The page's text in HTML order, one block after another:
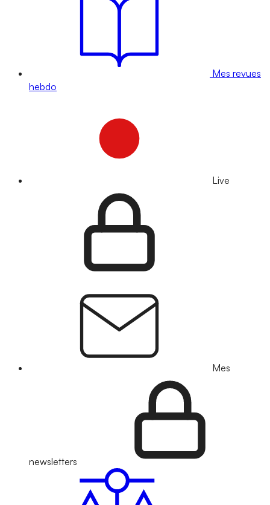
Mes revues
hebdo
Live
Mes
newsletters